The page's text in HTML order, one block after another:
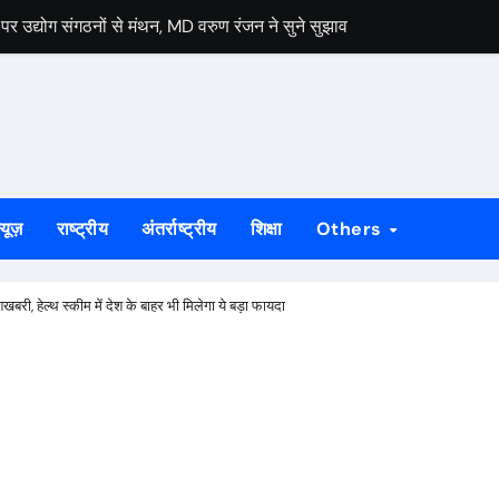
उद्योग संगठनों से मंथन, MD वरुण रंजन ने सुने सुझाव
रवींद्रनाथ ठाकुर को दी भावभीनी श्रद्धांजलि कैनवास की छात्राओं ने
का संकल्प, आजसू युवा अधिवेशन के समापन पर सुदेश महतो ने सरकार को
की सभी तैयारियां हुई पूरी, रविवार को साकची नेताजी सुभाष मैदान से
दिवस, 25 हजार से अधिक लोगों के जुटने की संभावना
राष्ट्रीय अंतर्राष्ट्रीय शिक्षा Others
हेल्‍थ स्‍कीम में देश के बाहर भी मिलेगा ये बड़ा फायदा